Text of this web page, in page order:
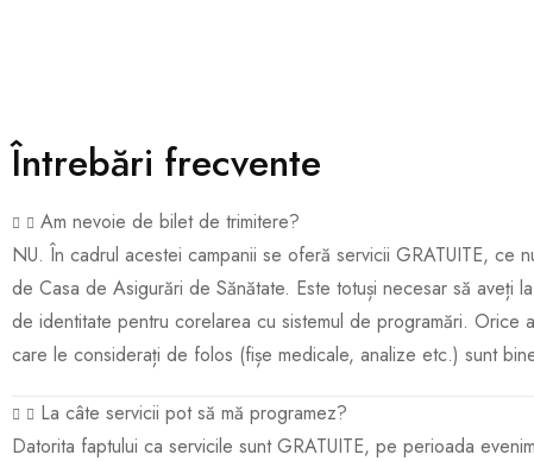
Întrebări frecvente
Am nevoie de bilet de trimitere?
NU. În cadrul acestei campanii se oferă servicii GRATUITE, ce
de Casa de Asigurări de Sănătate. Este totuși necesar să aveți
de identitate pentru corelarea cu sistemul de programări. Orice
care le considerați de folos (fișe medicale, analize etc.) sunt
La câte servicii pot să mă programez?
Datorita faptului ca servicile sunt GRATUITE, pe perioada